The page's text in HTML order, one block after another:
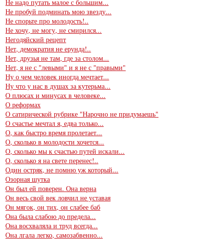
Не надо путать малое с большим...
Не пробуй подминать мою звезду...
Не спорьте про молодость!..
Не хочу, не могу, не смирился...
Негодяйский рецепт
Нет, демократия не ерунда!..
Нет, друзья не там, где за столом...
Нет, я не с "левыми" и я не с "правыми"
Ну о чем человек иногда мечтает...
Ну что у нас в душах за кутерьма...
О плюсах и минусах в человеке...
О реформах
О сатирической рубрике "Нарочно не придумаешь"
О счастье мечтал я, едва только...
О, как быстро время пролетает...
О, сколько в молодости хочется...
О, сколько мы к счастью путей искали...
О, сколько я на свете перенес!..
Один остряк, не помню уж который...
Озорная шутка
Он был ей поверен. Она верна
Он весь свой век ловчил не уставая
Он мягок, он тих, он слабее баб
Она была слабою до предела...
Она восхваляла и труд всегда...
Она лгала легко, самозабвенно...